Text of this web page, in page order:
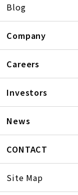
Blog
Company
Careers
Investors
News
CONTACT
Site Map